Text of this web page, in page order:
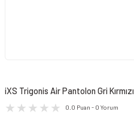
iXS Trigonis Air Pantolon Gri Kırmızı
0.0 Puan - 0 Yorum